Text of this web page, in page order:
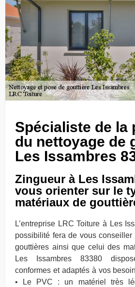
Spécialiste de la
du nettoyage de
Les Issambres
Zingueur à Les
vous orienter sur le
matériaux de
L’entreprise LRC Toiture à Les
possibilité fera de vous
gouttières ainsi que celui des
Les Issambres 83380
conformes et adaptés à vos
• Le PVC : un matériel très